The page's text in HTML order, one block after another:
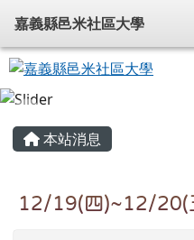
嘉義縣邑米社區
導覽列
嘉義縣邑米社區大學
主內容區域
本站消息
12/19(四)~12/20(
頁尾區域